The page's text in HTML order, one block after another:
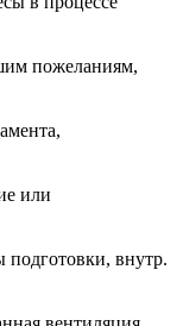
пожеланиям,
или
подготовки, внутр.